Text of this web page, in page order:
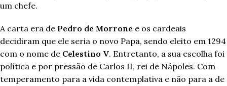
um chefe.
A carta era de Pedro de Morrone e os cardeais
decidiram que ele seria o novo Papa, sendo eleito em 1294
com o nome de Celestino V. Entretanto, a sua escolha foi
política e por pressão de Carlos II, rei de Nápoles. Com
temperamento para a vida contemplativa e não para a de